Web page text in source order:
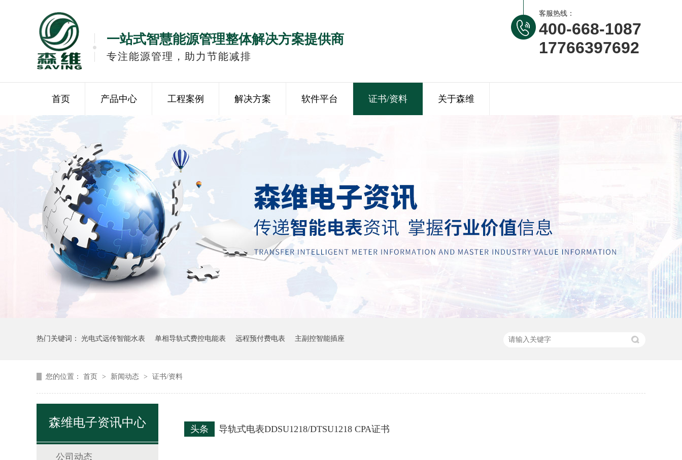
一站式智慧能源管理整体解决方案提供商
专注能源管理，助力节能减排
客服热线：
400-668-1087
17766397692
首页 产品中心 工程案例 解决方案 软件平台 证书/资料 关于森维
热门关键词： 光电式远传智能水表 单相导轨式费控电能表 远程预付费电表 主副控智能插座
您的位置： 首页 > 新闻动态 > 证书/资料
导轨式电表DDSU1218/DTSU1218 CPA证书
头条
森维电子资讯中心
公司动态